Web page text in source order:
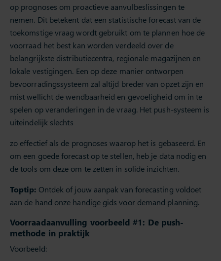
op prognoses om proactieve aanvulbeslissingen te
nemen. Dit betekent dat een statistische forecast van de
toekomstige vraag wordt gebruikt om te plannen hoe de
voorraad het best kan worden verdeeld over de
belangrijkste distributiecentra, regionale magazijnen en
lokale vestigingen. Een op deze manier ontworpen
bevoorradingssysteem zal altijd breder van opzet zijn en
mist wellicht de wendbaarheid en gevoeligheid om in te
spelen op veranderingen in de vraag. Het push-systeem is
uiteindelijk slechts
zo effectief als de prognoses waarop het is gebaseerd. En
om een goede forecast op te stellen, heb je data nodig en
de tools om deze om te zetten in solide inzichten.
Toptip: Ontdek of jouw aanpak van forecasting voldoet
aan de hand onze handige gids voor demand planning.
Voorraadaanvulling voorbeeld #1: De push-
methode in praktijk
Voorbeeld: